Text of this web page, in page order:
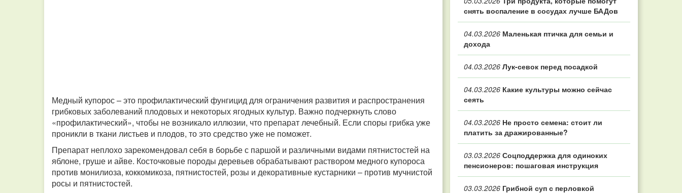
Медный купорос – это профилактический фунгицид для ограничения развития и распространения
грибковых заболеваний плодовых и некоторых ягодных культур. Важно подчеркнуть слово
«профилактический», чтобы не возникало иллюзии, что препарат лечебный. Если споры грибка уже
проникли в ткани листьев и плодов, то это средство уже не поможет.
Препарат неплохо зарекомендовал себя в борьбе с паршой и различными видами пятнистостей на
яблоне, груше и айве. Косточковые породы деревьев обрабатывают раствором медного купороса
против монилиоза, коккомикоза, пятнистостей, розы и декоративные кустарники ‒ против мучнистой
росы и пятнистостей.
снять воспаление в сосудах лучше БАДов
04.03.2026 Маленькая птичка для семьи и
дохода
04.03.2026 Лук-севок перед посадкой
04.03.2026 Какие культуры можно сейчас
сеять
04.03.2026 Не просто семена: стоит ли
платить за дражированные?
03.03.2026 Соцподдержка для одиноких
пенсионеров: пошаговая инструкция
03.03.2026 Грибной суп с перловкой